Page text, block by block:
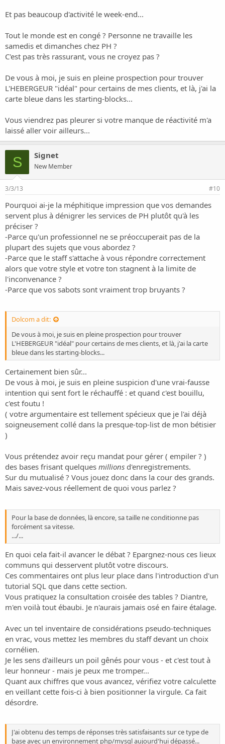
Et pas beaucoup d'activité le week-end...
Tout le monde est en congé ? Personne ne travaille les
samedis et dimanches chez PH ?
C'est pas très rassurant, vous ne croyez pas ?
De vous à moi, je suis en pleine prospection pour trouver
L'HEBERGEUR "idéal" pour certains de mes clients, et là, j'ai la
carte bleue dans les starting-blocks...
Vous viendrez pas pleurer si votre manque de réactivité m'a
laissé aller voir ailleurs...
S Signet
New Member
3/3/13 #10
Pourquoi ai-je la méphitique impression que vos demandes
servent plus à dénigrer les services de PH plutôt qu'à les
préciser ?
-Parce qu'un professionnel ne se préoccuperait pas de la
plupart des sujets que vous abordez ?
-Parce que le staff s'attache à vous répondre correctement
alors que votre style et votre ton stagnent à la limite de
l'inconvenance ?
-Parce que vos sabots sont vraiment trop bruyants ?
Dolcom a dit:
De vous à moi, je suis en pleine prospection pour trouver
L'HEBERGEUR "idéal" pour certains de mes clients, et là, j'ai la carte
bleue dans les starting-blocks...
Certainement bien sûr...
De vous à moi, je suis en pleine suspicion d'une vrai-fausse
intention qui sent fort le réchauffé : et quand c'est bouillu,
c'est foutu !
( votre argumentaire est tellement spécieux que je l'ai déjà
soigneusement collé dans la presque-top-list de mon bétisier
)
Vous prétendez avoir reçu mandat pour gérer ( empiler ? )
des bases frisant quelques millions d'enregistrements.
Sur du mutualisé ? Vous jouez donc dans la cour des grands.
Mais savez-vous réellement de quoi vous parlez ?
Pour la base de données, là encore, sa taille ne conditionne pas
forcément sa vitesse.
.../...
En quoi cela fait-il avancer le débat ? Epargnez-nous ces lieux
communs qui desservent plutôt votre discours.
Ces commentaires ont plus leur place dans l'introduction d'un
tutorial SQL que dans cette section.
Vous pratiquez la consultation croisée des tables ? Diantre,
m'en voilà tout ébaubi. Je n'aurais jamais osé en faire étalage.
Avec un tel inventaire de considérations pseudo-techniques
en vrac, vous mettez les membres du staff devant un choix
cornélien.
Je les sens d'ailleurs un poil gênés pour vous - et c'est tout à
leur honneur - mais je peux me tromper...
Quant aux chiffres que vous avancez, vérifiez votre calculette
en veillant cette fois-ci à bien positionner la virgule. Ca fait
désordre.
J'ai obtenu des temps de réponses très satisfaisants sur ce type de
base avec un environnement php/mysql aujourd'hui dépassé...